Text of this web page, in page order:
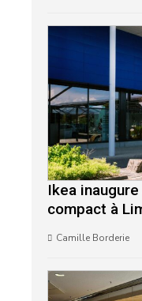
Ikea
compact à
Camille Borderie